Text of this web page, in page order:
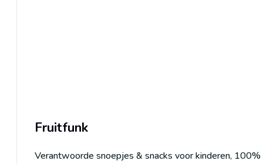
Fruitfunk
Verantwoorde snoepjes & snacks voor kinderen, 100%